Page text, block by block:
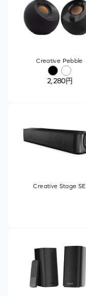
Creative Pebble
2,280円
Creative Stage SE